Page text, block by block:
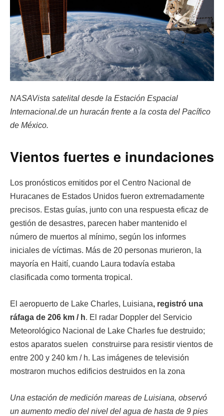
NASAVista satelital desde la Estación Espacial
Internacional.de un huracán frente a la costa del Pacífico
de México.
Vientos fuertes e inundaciones
Los pronósticos emitidos por el Centro Nacional de
Huracanes de Estados Unidos fueron extremadamente
precisos. Estas guías, junto con una respuesta eficaz de
gestión de desastres, parecen haber mantenido el
número de muertos al mínimo, según los informes
iniciales de víctimas. Más de 20 personas murieron, la
mayoría en Haití, cuando Laura todavía estaba
clasificada como tormenta tropical.
El aeropuerto de Lake Charles, Luisiana, registró una
ráfaga de 206 km / h. El radar Doppler del Servicio
Meteorológico Nacional de Lake Charles fue destruido;
estos aparatos suelen construirse para resistir vientos de
entre 200 y 240 km / h. Las imágenes de televisión
mostraron muchos edificios destruidos en la zona
Una estación de medición mareas de Luisiana, observó
un aumento medio del nivel del agua de hasta de 9 pies